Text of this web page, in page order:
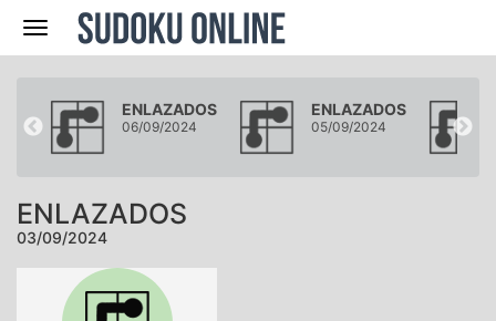
Navegación
ENLAZADOS
06/09/2024
ENLAZADOS
05/09/2024
ENLAZADOS
03/09/2024